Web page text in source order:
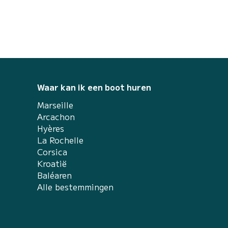
Waar kan ik een boot huren
Marseille
Arcachon
Hyères
La Rochelle
Corsica
Kroatië
Baléaren
Alle bestemmingen